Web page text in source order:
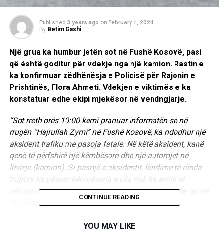
Published 3 years ago on February 1, 2024
By Betim Gashi
Një grua ka humbur jetën sot në Fushë Kosovë, pasi
që është goditur për vdekje nga një kamion. Rastin e
ka konfirmuar zëdhënësja e Policisë për Rajonin e
Prishtinës, Flora Ahmeti. Vdekjen e viktimës e ka
konstatuar edhe ekipi mjekësor në vendngjarje.
“Sot rreth orës 10:00 kemi pranuar informatën se në
rrugën “Hajrullah Zymi” në Fushë Kosovë, ka ndodhur një
aksident trafiku me pasoja fatale. Në këtë aksident, kanë
qenë të përfshirë një këmbësore dhe një automjet në
lëvizje (kamion). Si pasojë e aksidentit, lëndime të rënda
trupore ka pësuar këmbësorja e cila nuk ka arritë të
përballojë plagët dhe e njëjta ka ndërruar jetë”,thotë ajo në
një përgjigje me shkrim.
Sipas saj, aktualisht policia ka nisë një hetim për zbardhjen
CONTINUE READING
YOU MAY LIKE